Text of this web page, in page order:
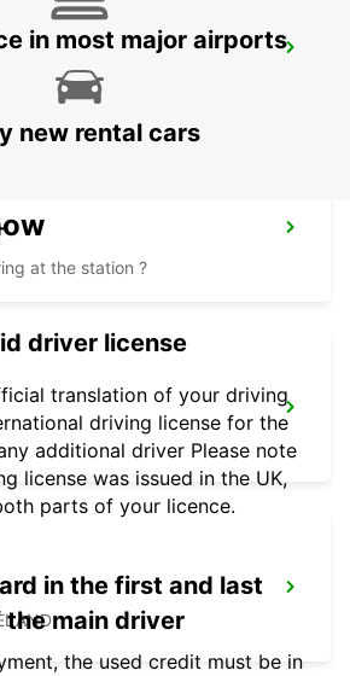
in most major airports
new rental cars
at the station ?
driver license
translation of your driving
driving license for the
additional driver Please note
license was issued in the UK,
parts of your licence.
in the first and last
the main driver
the used credit must be in